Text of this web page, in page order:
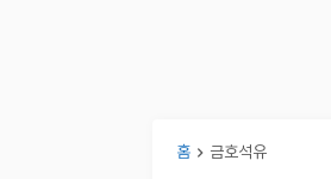
홈 금호석유